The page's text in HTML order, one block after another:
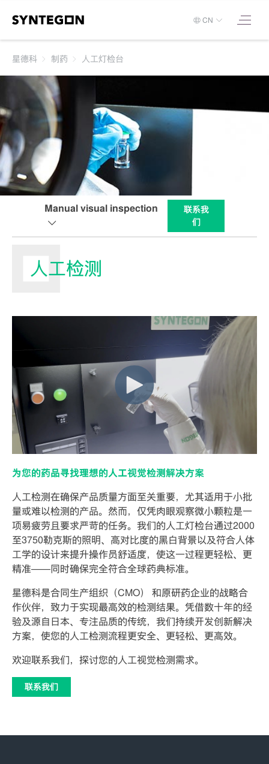
CN
星德科 制药 人工灯检台
Manual visual inspection
联系我
们
人工检测
为您的药品寻找理想的人工视觉检测解决方案
人工检测在确保产品质量方面至关重要，尤其适用于小批
量或难以检测的产品。然而，仅凭肉眼观察微小颗粒是一
项易疲劳且要求严苛的任务。我们的人工灯检台通过2000
至3750勒克斯的照明、高对比度的黑白背景以及符合人体
工学的设计来提升操作员舒适度，使这一过程更轻松、更
精准——同时确保完全符合全球药典标准。
星德科是合同生产组织（CMO） 和原研药企业的战略合
作伙伴，致力于实现最高效的检测结果。凭借数十年的经
验及源自日本、专注品质的传统，我们持续开发创新解决
方案，使您的人工检测流程更安全、更轻松、更高效。
欢迎联系我们，探讨您的人工视觉检测需求。
联系我们